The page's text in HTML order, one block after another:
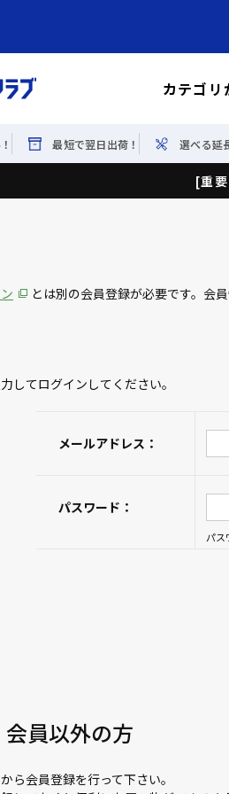
カテゴリ
最短で翌日出荷！ 選べる延
[重
とは別の会員登録が必要です。会
してログインしてください。
メールアドレス：
パスワード：
パス
員以外の方
ら会員登録を行って下さい。